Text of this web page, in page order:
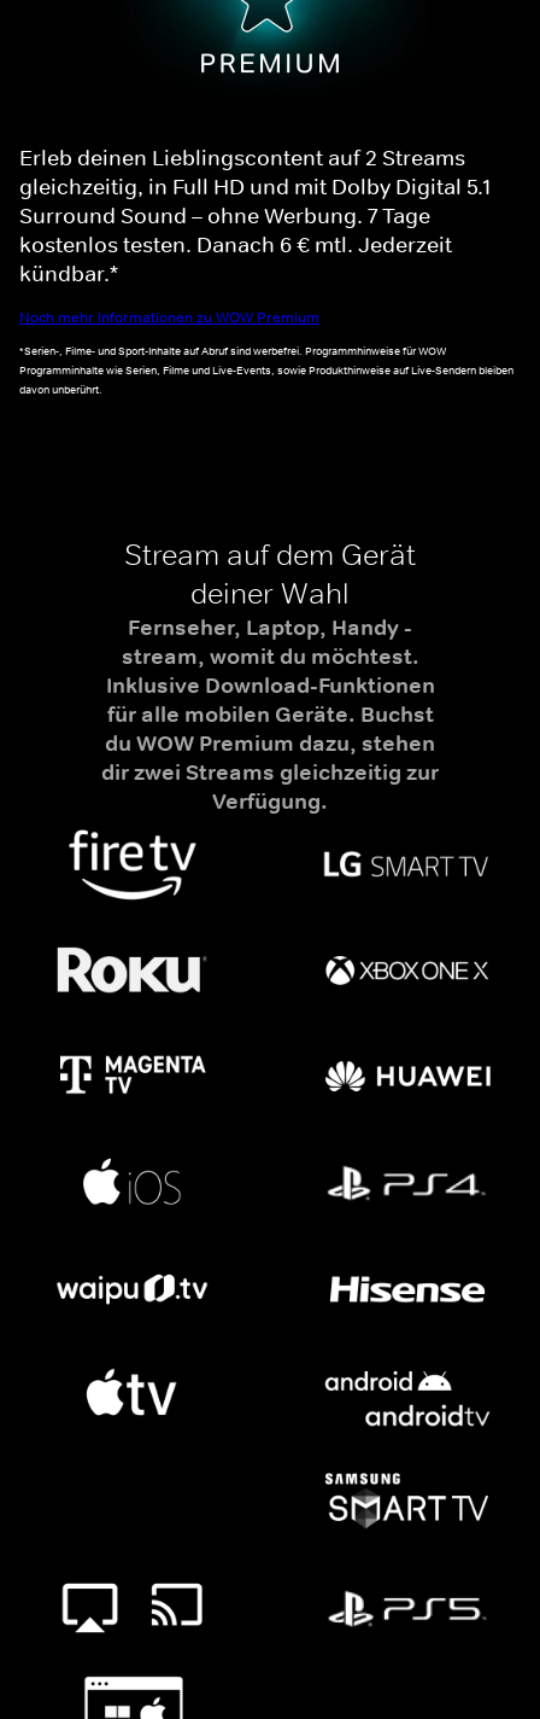
Erleb deinen Lieblingscontent auf 2 Streams
gleichzeitig, in Full HD und mit Dolby Digital 5.1
Surround Sound – ohne Werbung. 7 Tage
kostenlos testen. Danach 6 € mtl. Jederzeit
kündbar.*
Noch mehr Informationen zu WOW Premium
*Serien-, Filme- und Sport-Inhalte auf Abruf sind werbefrei. Programmhinweise für WOW
Programminhalte wie Serien, Filme und Live-Events, sowie Produkthinweise auf Live-Sendern bleiben
davon unberührt.
Stream auf dem Gerät
deiner Wahl
Fernseher, Laptop, Handy -
stream, womit du möchtest.
Inklusive Download-Funktionen
für alle mobilen Geräte. Buchst
du WOW Premium dazu, stehen
dir zwei Streams gleichzeitig zur
Verfügung.